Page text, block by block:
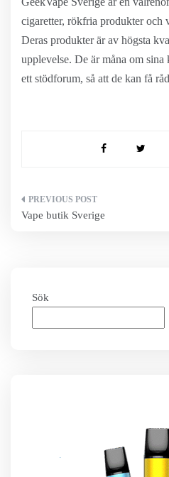
cigaretter, rökfria produkter och
Deras produkter är av högsta
upplevelse. De är måna om
ett stödforum, så att de kan få
Inläggsnavigering
Vape butik Sverige
Sök